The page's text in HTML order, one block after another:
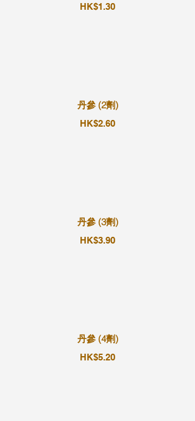
HK$1.30
丹參 (2劑)
HK$2.60
丹參 (3劑)
HK$3.90
丹參 (4劑)
HK$5.20